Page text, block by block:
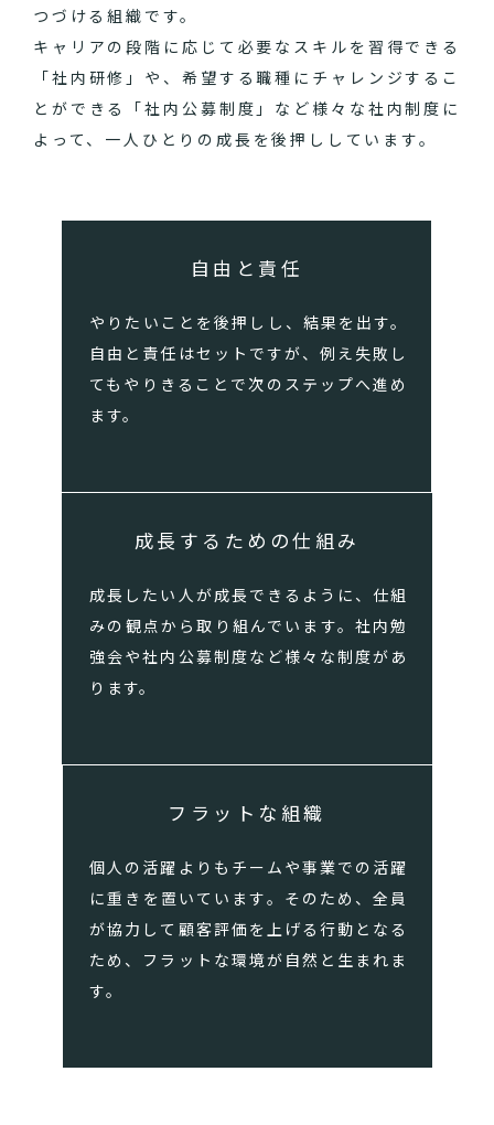
つづける組織です。
キャリアの段階に応じて必要なスキルを習得できる
「社内研修」や、希望する職種にチャレンジするこ
とができる「社内公募制度」など様々な社内制度に
よって、一人ひとりの成長を後押ししています。
自由と責任
やりたいことを後押しし、結果を出す。
自由と責任はセットですが、例え失敗し
てもやりきることで次のステップへ進め
ます。
成長するための仕組み
成長したい人が成長できるように、仕組
みの観点から取り組んでいます。社内勉
強会や社内公募制度など様々な制度があ
ります。
フラットな組織
個人の活躍よりもチームや事業での活躍
に重きを置いています。そのため、全員
が協力して顧客評価を上げる行動となる
ため、フラットな環境が自然と生まれま
す。